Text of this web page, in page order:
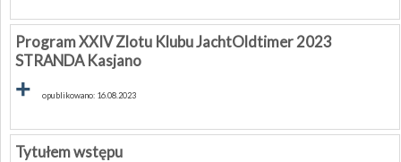
Program XXIV Zlotu Klubu JachtOldtimer 2023
STRANDA Kasjano
+ opublikowano: 16.08.2023
Tytułem wstępu